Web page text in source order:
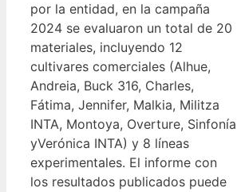
por la entidad, en la campaña
2024 se evaluaron un total de 20
materiales, incluyendo 12
cultivares comerciales (Alhue,
Andreia, Buck 316, Charles,
Fátima, Jennifer, Malkia, Militza
INTA, Montoya, Overture, Sinfonía
yVerónica INTA) y 8 líneas
experimentales. El informe con
los resultados publicados puede